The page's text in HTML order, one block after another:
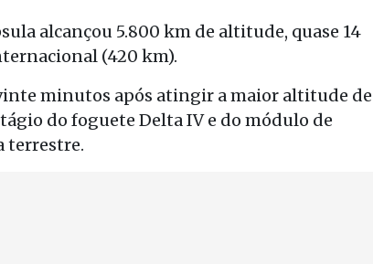
alcançou 5.800 km de altitude, quase 14
(420 km).
vinte minutos após atingir a maior altitude de
do foguete Delta IV e do módulo de
terrestre.